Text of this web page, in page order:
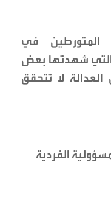
المتورطين في
التي شهدتها بعض
لا تتحقق
الفردية